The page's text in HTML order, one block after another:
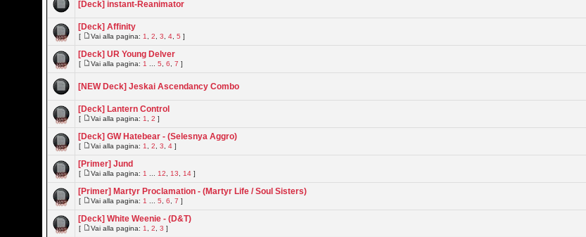
[Deck] instant-Reanimator
[Deck] Affinity
[ Vai alla pagina: 1 ,2 ,3 ,4 ,5 ]
[Deck] UR Young Delver
[ Vai alla pagina: 1 ...5 ,6 ,7 ]
[NEW Deck] Jeskai Ascendancy Combo
[Deck] Lantern Control
[ Vai alla pagina: 1 ,2 ]
[Deck] GW Hatebear - (Selesnya Aggro)
[ Vai alla pagina: 1 ,2 ,3 ,4 ]
[Primer] Jund
[ Vai alla pagina: 1 12 13 14 ]
[Primer] Martyr Proclamation - (Martyr Life / Soul Sisters)
[ Vai alla pagina: 1 ...5 ,6 ,7 ]
[Deck] White Weenie - (D&T)
[ Vai alla pagina: 1 ,2 ,3 ]